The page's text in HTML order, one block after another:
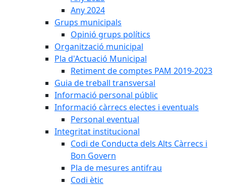
Any 2024
Grups municipals
Opinió grups polítics
Organització municipal
Pla d'Actuació Municipal
Retiment de comptes PAM 2019-2023
Guia de treball transversal
Informació personal públic
Informació càrrecs electes i eventuals
Personal eventual
Integritat institucional
Codi de Conducta dels Alts Càrrecs i
Bon Govern
Pla de mesures antifrau
Codi ètic